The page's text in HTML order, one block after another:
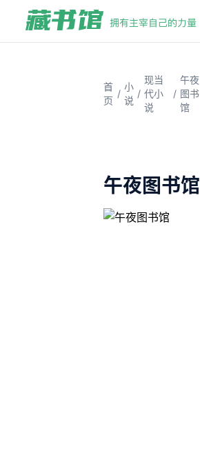
首
页
/
小
说
/
现当
代小
说
/
午夜
图书
馆
午夜图书馆